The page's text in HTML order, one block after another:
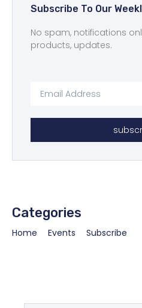
Subscribe To Our
No spam, notifications
products, updates.
Categories
Home Events Subscribe